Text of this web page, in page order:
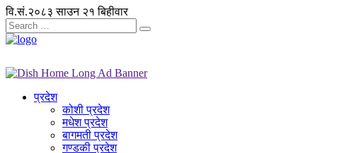
वि.सं.२०८३ साउन २१ बिहीवार
प्रदेश
कोशी प्रदेश
मधेश प्रदेश
बागमती प्रदेश
गण्डकी प्रदेश